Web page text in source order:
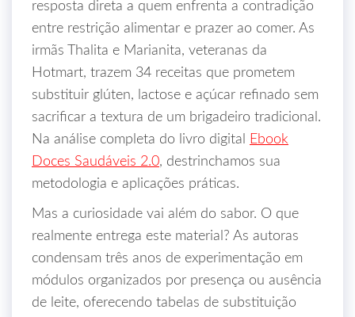
resposta direta a quem enfrenta a contradição
entre restrição alimentar e prazer ao comer. As
irmãs Thalita e Marianita, veteranas da
Hotmart, trazem 34 receitas que prometem
substituir glúten, lactose e açúcar refinado sem
sacrificar a textura de um brigadeiro tradicional.
Na análise completa do livro digital
Ebook
Doces Saudáveis 2.0, destrinchamos sua
metodologia e aplicações práticas.
Mas a curiosidade vai além do sabor. O que
realmente entrega este material? As autoras
condensam três anos de experimentação em
módulos organizados por presença ou ausência
de leite, oferecendo tabelas de substituição